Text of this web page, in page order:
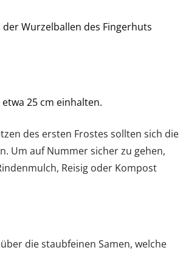
Wurzelballen des Fingerhuts
25 cm einhalten.
des ersten Frostes sollten sich die
Um auf Nummer sicher zu gehen,
Reisig oder Kompost
die staubfeinen Samen, welche